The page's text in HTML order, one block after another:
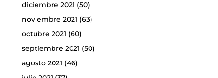
diciembre 2021 (50)
noviembre 2021 (63)
octubre 2021 (60)
septiembre 2021 (50)
agosto 2021 (46)